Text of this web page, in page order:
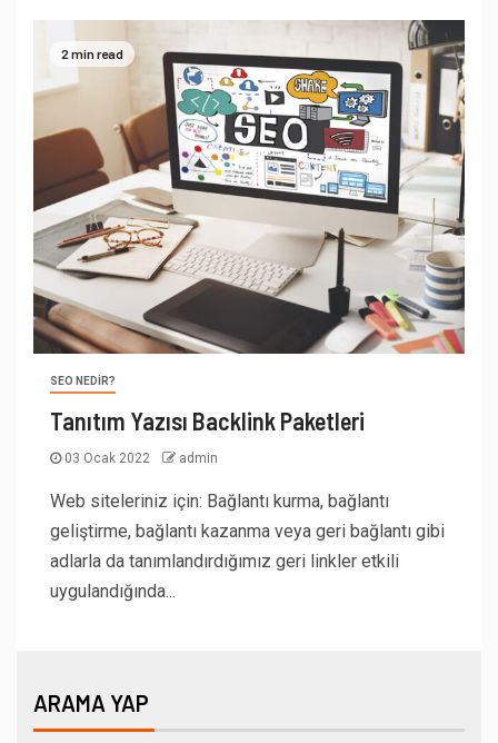
2 min read
SEO NEDIR?
Tanıtım Yazısı Backlink Paketleri
03 Ocak 2022 admin
Web siteleriniz için: Bağlantı kurma, bağlantı
geliştirme, bağlantı kazanma veya geri bağlantı gibi
adlarla da tanımlandırdığımız geri linkler etkili
uygulandığında...
ARAMA YAP